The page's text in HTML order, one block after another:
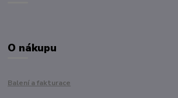
O nákupu
Balení a fakturace